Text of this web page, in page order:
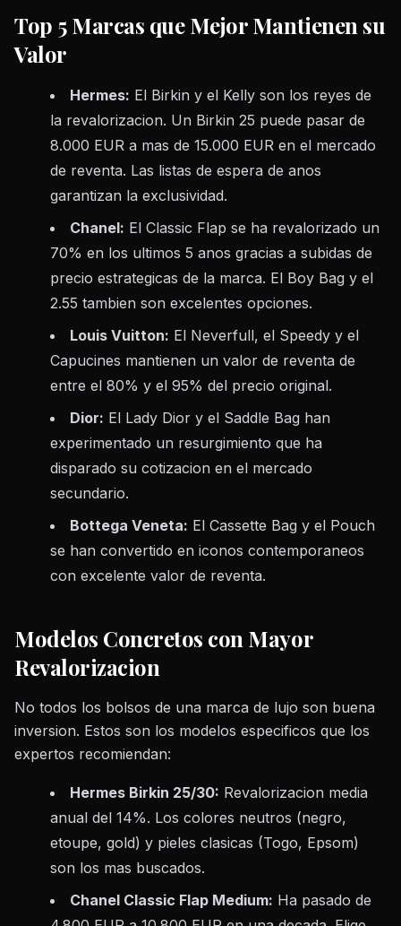
Top 5 Marcas que Mejor Mantienen su
Valor
Hermes: El Birkin y el Kelly son los reyes de
la revalorizacion. Un Birkin 25 puede pasar de
8.000 EUR a mas de 15.000 EUR en el mercado
de reventa. Las listas de espera de anos
garantizan la exclusividad.
Chanel: El Classic Flap se ha revalorizado un
70% en los ultimos 5 anos gracias a subidas de
precio estrategicas de la marca. El Boy Bag y el
2.55 tambien son excelentes opciones.
Louis Vuitton: El Neverfull, el Speedy y el
Capucines mantienen un valor de reventa de
entre el 80% y el 95% del precio original.
Dior: El Lady Dior y el Saddle Bag han
experimentado un resurgimiento que ha
disparado su cotizacion en el mercado
secundario.
Bottega Veneta: El Cassette Bag y el Pouch
se han convertido en iconos contemporaneos
con excelente valor de reventa.
Modelos Concretos con Mayor
Revalorizacion
No todos los bolsos de una marca de lujo son buena
inversion. Estos son los modelos especificos que los
expertos recomiendan:
Hermes Birkin 25/30: Revalorizacion media
anual del 14%. Los colores neutros (negro,
etoupe, gold) y pieles clasicas (Togo, Epsom)
son los mas buscados.
Chanel Classic Flap Medium: Ha pasado de